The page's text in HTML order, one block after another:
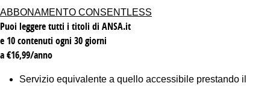
ABBONAMENTO CONSENTLESS
Puoi leggere tutti i titoli di ANSA.it
e 10 contenuti ogni 30 giorni
a €16,99/anno
Servizio equivalente a quello accessibile prestando il